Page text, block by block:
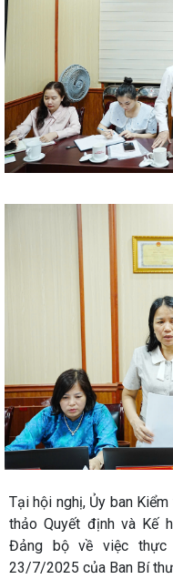
Tại hội nghị, Ủy ban
thảo Quyết định và Kế
Đảng bộ về việc thực
23/7/2025 của Ban Bí